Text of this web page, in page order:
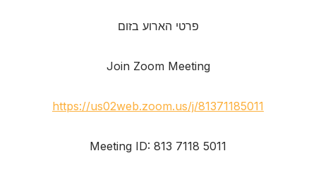
פרטי הארוע בזום
Join Zoom Meeting
https://us02web.zoom.us/j/81371185011
Meeting ID: 813 7118 5011